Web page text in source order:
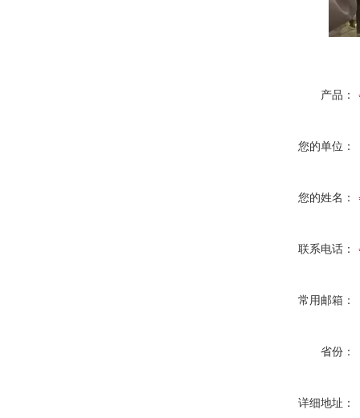
产品：
您的单位：
您的姓名：
联系电话：
常用邮箱：
省份：
详细地址：